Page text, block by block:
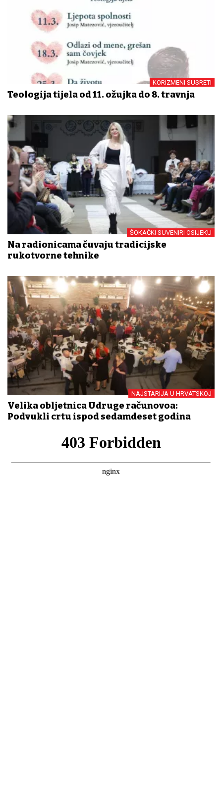
KORIZMENI SUSRETI
Teologija tijela od 11. ožujka do 8. travnja
ŠOKAČKI SUVENIRI OSIJEKU
Na radionicama čuvaju tradicijske
rukotvorne tehnike
NAJSTARIJA U HRVATSKOJ
Velika obljetnica Udruge računovođa:
Podvukli crtu ispod sedamdeset godina